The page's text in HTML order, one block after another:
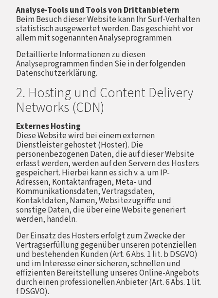
Analyse-Tools und Tools von Drittanbietern
Beim Besuch dieser Website kann Ihr Surf-Verhalten
statistisch ausgewertet werden. Das geschieht vor
allem mit sogenannten Analyseprogrammen.
Detaillierte Informationen zu diesen
Analyseprogrammen finden Sie in der folgenden
Datenschutzerklärung.
2. Hosting und Content Delivery
Networks (CDN)
Externes Hosting
Diese Website wird bei einem externen
Dienstleister gehostet (Hoster). Die
personenbezogenen Daten, die auf dieser Website
erfasst werden, werden auf den Servern des Hosters
gespeichert. Hierbei kann es sich v. a. um IP-
Adressen, Kontaktanfragen, Meta- und
Kommunikationsdaten, Vertragsdaten,
Kontaktdaten, Namen, Websitezugriffe und
sonstige Daten, die über eine Website generiert
werden, handeln.
Der Einsatz des Hosters erfolgt zum Zwecke der
Vertragserfüllung gegenüber unseren potenziellen
und bestehenden Kunden (Art. 6 Abs. 1 lit. b DSGVO)
und im Interesse einer sicheren, schnellen und
effizienten Bereitstellung unseres Online-Angebots
durch einen professionellen Anbieter (Art. 6 Abs. 1 lit.
f DSGVO).